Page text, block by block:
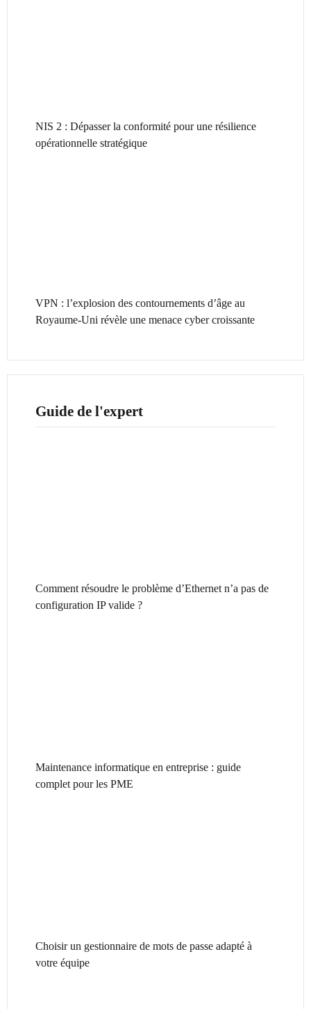
NIS 2 : Dépasser la conformité pour une résilience
opérationnelle stratégique
VPN : l’explosion des contournements d’âge au
Royaume-Uni révèle une menace cyber croissante
Guide de l'expert
Comment résoudre le problème d’Ethernet n’a pas de
configuration IP valide ?
Maintenance informatique en entreprise : guide
complet pour les PME
Choisir un gestionnaire de mots de passe adapté à
votre équipe